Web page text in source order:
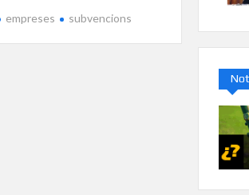
empreses subvencions